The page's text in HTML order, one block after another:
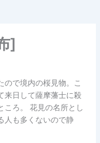
]
ので境内の桜見物。こ
来日して薩摩藩士に殺
ころ。 花見の名所とし
人も多くないので静